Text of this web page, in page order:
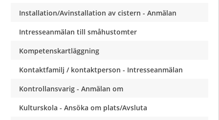
Installation/Avinstallation av cistern - Anmälan
Intresseanmälan till småhustomter
Kompetenskartläggning
Kontaktfamilj / kontaktperson - Intresseanmälan
Kontrollansvarig - Anmälan om
Kulturskola - Ansöka om plats/Avsluta